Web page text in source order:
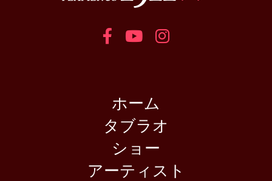
ホーム
タブラオ
ショー
アーティスト